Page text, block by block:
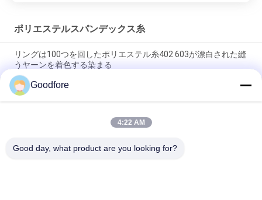
ポリエステルスパンデックス糸
リングは100つを回したポリエステル糸402 603が漂白された縫
うヤーンを着色する染まる
280d白い半マットのスパンデックス ヤーンのフィラメントの産
業編むリボン
支持できる編む機械のための白いFDY 100ポリエステル ヤーン
Goodfore
4:22 AM
Good day, what product are you looking for?